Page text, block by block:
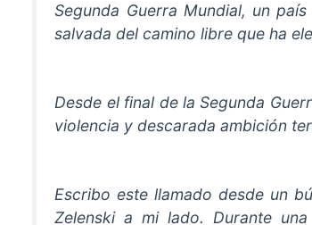
Segunda Guerra Mundial, un
salvada del camino libre que ha
Desde el final de la Segunda
violencia y descarada ambición
Escribo este llamado desde un
Zelenski a mi lado. Durante